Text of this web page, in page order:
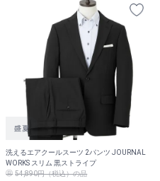
洗えるエアクールスーツ 2パンツ JOURNAL
WORKS スリム 黒ストライプ
54,890円（税込）の品